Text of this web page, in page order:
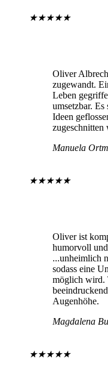
★★★★★
Oliver
zugewandt.
Leben
umsetzbar.
Ideen
zugeschnitten
Manuela
★★★★★
Oliver ist
humorvoll
...unheimlich
sodass eine
möglich wird.
Augenhöhe.
Magdalena
★★★★★